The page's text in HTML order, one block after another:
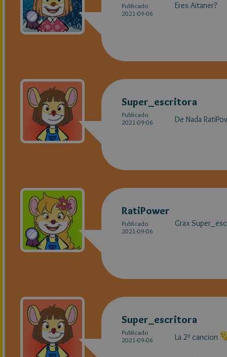
Publicado
2021-09-06
Eres Aitaner?
Super_escritora
Publicado
2021-09-06
De Nada
RatiPower
Publicado
2021-09-06
Grax
Super_escritora
Publicado
2021-09-06
La 2º cancion